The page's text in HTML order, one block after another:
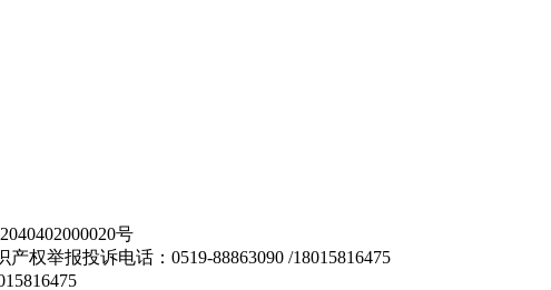
号
权举报投诉电话：0519-88863090 /18015816475